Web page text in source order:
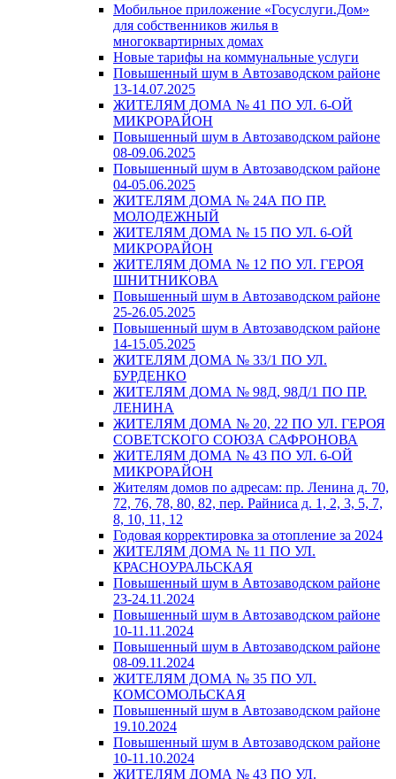
Мобильное приложение «Госуслуги.Дом»
для собственников жилья в
многоквартирных домах
Новые тарифы на коммунальные услуги
Повышенный шум в Автозаводском районе
13-14.07.2025
ЖИТЕЛЯМ ДОМА № 41 ПО УЛ. 6-ОЙ
МИКРОРАЙОН
Повышенный шум в Автозаводском районе
08-09.06.2025
Повышенный шум в Автозаводском районе
04-05.06.2025
ЖИТЕЛЯМ ДОМА № 24А ПО ПР.
МОЛОДЕЖНЫЙ
ЖИТЕЛЯМ ДОМА № 15 ПО УЛ. 6-ОЙ
МИКРОРАЙОН
ЖИТЕЛЯМ ДОМА № 12 ПО УЛ. ГЕРОЯ
ШНИТНИКОВА
Повышенный шум в Автозаводском районе
25-26.05.2025
Повышенный шум в Автозаводском районе
14-15.05.2025
ЖИТЕЛЯМ ДОМА № 33/1 ПО УЛ.
БУРДЕНКО
ЖИТЕЛЯМ ДОМА № 98Д, 98Д/1 ПО ПР.
ЛЕНИНА
ЖИТЕЛЯМ ДОМА № 20, 22 ПО УЛ. ГЕРОЯ
СОВЕТСКОГО СОЮЗА САФРОНОВА
ЖИТЕЛЯМ ДОМА № 43 ПО УЛ. 6-ОЙ
МИКРОРАЙОН
Жителям домов по адресам: пр. Ленина д. 70,
72, 76, 78, 80, 82, пер. Райниса д. 1, 2, 3, 5, 7,
8, 10, 11, 12
Годовая корректировка за отопление за 2024
ЖИТЕЛЯМ ДОМА № 11 ПО УЛ.
КРАСНОУРАЛЬСКАЯ
Повышенный шум в Автозаводском районе
23-24.11.2024
Повышенный шум в Автозаводском районе
10-11.11.2024
Повышенный шум в Автозаводском районе
08-09.11.2024
ЖИТЕЛЯМ ДОМА № 35 ПО УЛ.
КОМСОМОЛЬСКАЯ
Повышенный шум в Автозаводском районе
19.10.2024
Повышенный шум в Автозаводском районе
10-11.10.2024
ЖИТЕЛЯМ ДОМА № 43 ПО УЛ.